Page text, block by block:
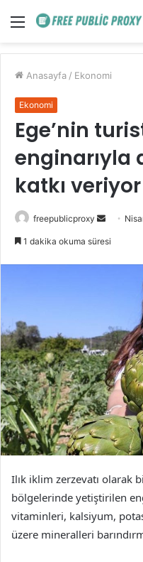
Menü
Anasayfa / Ekonomi
Ekonomi
Ege’nin
enginarıyla
katkı veriyor
freepublicproxy
Bir
1 dakika okuma süresi
Ilık iklim zerzevatı olarak
bölgelerinde yetiştirilen
vitaminleri, kalsiyum,
üzere mineralleri